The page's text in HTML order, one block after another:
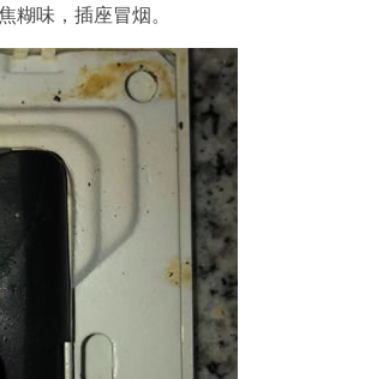
糊味，插座冒烟。